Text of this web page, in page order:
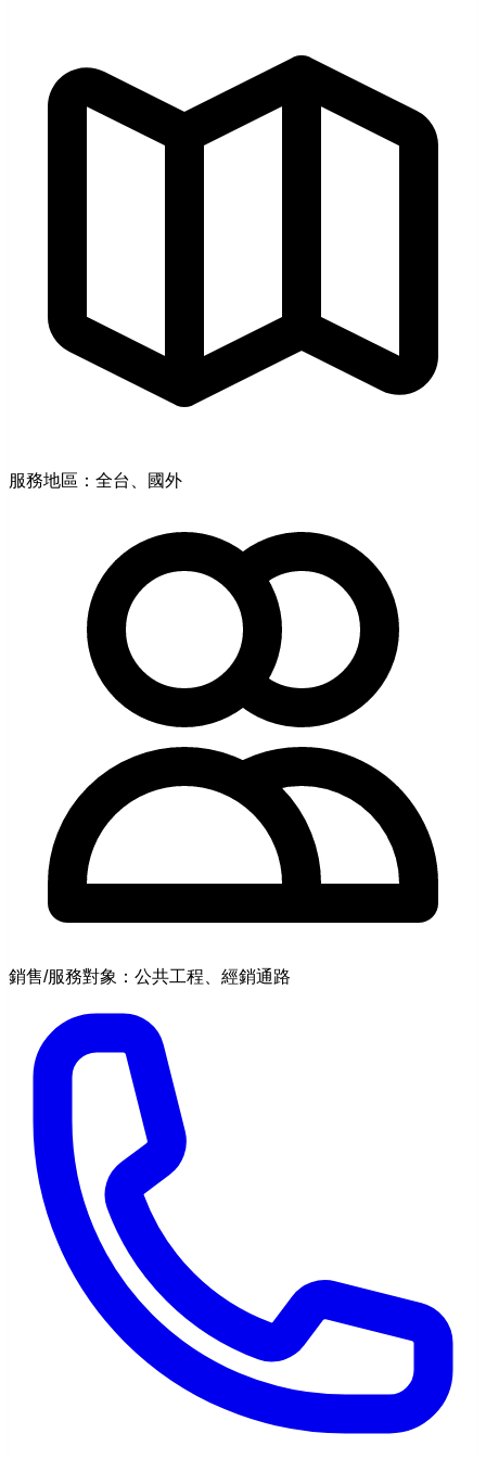
服務地區：全台、國外
銷售/服務對象：公共工程、經銷通路